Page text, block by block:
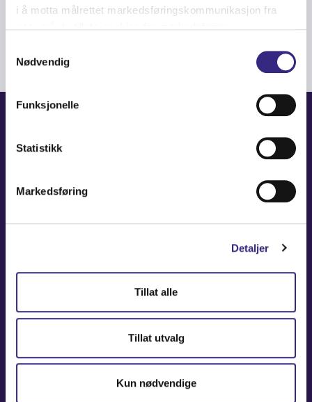
i å motta målrettet markedsføringskommunikasjon fra
Nødvendig
Funksjonelle
Statistikk
Markedsføring
Detaljer
Tillat alle
Tillat utvalg
Kun nødvendige
News and Events
Carrier
Contact
Partners Europe